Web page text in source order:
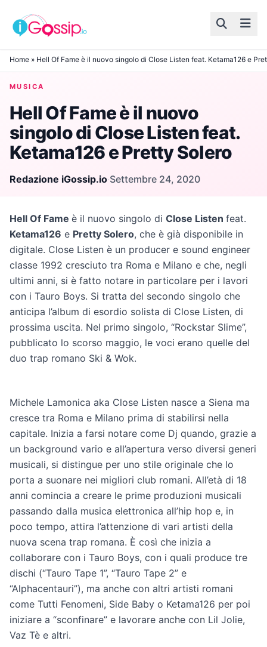
Skip to content
Home » Hell Of Fame è il nuovo singolo di Close Listen feat. Ketama126 e
MUSICA
Hell Of Fame è il nuovo
singolo di Close Listen feat.
Ketama126 e Pretty Solero
Redazione iGossip.io·Settembre 24, 2020
Hell Of Fame è il nuovo singolo di Close Listen feat.
Ketama126 e Pretty Solero, che è già disponibile in
digitale. Close Listen è un producer e sound engineer
classe 1992 cresciuto tra Roma e Milano e che, negli
ultimi anni, si è fatto notare in particolare per i lavori
con i Tauro Boys. Si tratta del secondo singolo che
anticipa l’album di esordio solista di Close Listen, di
prossima uscita. Nel primo singolo, “Rockstar Slime”,
pubblicato lo scorso maggio, le voci erano quelle del
duo trap romano Ski & Wok.
Michele Lamonica aka Close Listen nasce a Siena ma
cresce tra Roma e Milano prima di stabilirsi nella
capitale. Inizia a farsi notare come Dj quando, grazie a
un background vario e all’apertura verso diversi generi
musicali, si distingue per uno stile originale che lo
porta a suonare nei migliori club romani. All’età di 18
anni comincia a creare le prime produzioni musicali
passando dalla musica elettronica all’hip hop e, in
poco tempo, attira l’attenzione di vari artisti della
nuova scena trap romana. È così che inizia a
collaborare con i Tauro Boys, con i quali produce tre
dischi (“Tauro Tape 1”, “Tauro Tape 2” e
“Alphacentauri”), ma anche con altri artisti romani
come Tutti Fenomeni, Side Baby o Ketama126 per poi
iniziare a “sconfinare” e lavorare anche con Lil Jolie,
Vaz Tè e altri.